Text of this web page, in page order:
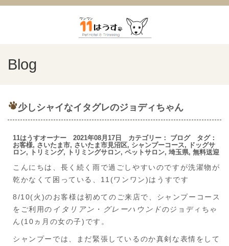
Blog
少しシャイなイタグレのジョディちゃん
11はうすオーナー 2021年08月17日 カテゴリー： ブログタグ：
お客様, さいたま市, さいたま市見沼区, シャンプーコース,
ドッグサ
ロン, トリミング, トリミングサロン, ペットサロン, 埼玉県, 無料送迎
こんにちは、長く続く雨で過ごしやすいのですが洗濯物が
乾かなくて困っている、11(ワンワン)はうすです
8/10(火)のお客様は初めてのご来店で、シャンプーコース
をご利用の イタリアン ・ グレーハウンドのジョディちゃ
ん(10ヵ月の女の子)です。
シャンプーでは、まだ緊張しているのか真剣な表情をして